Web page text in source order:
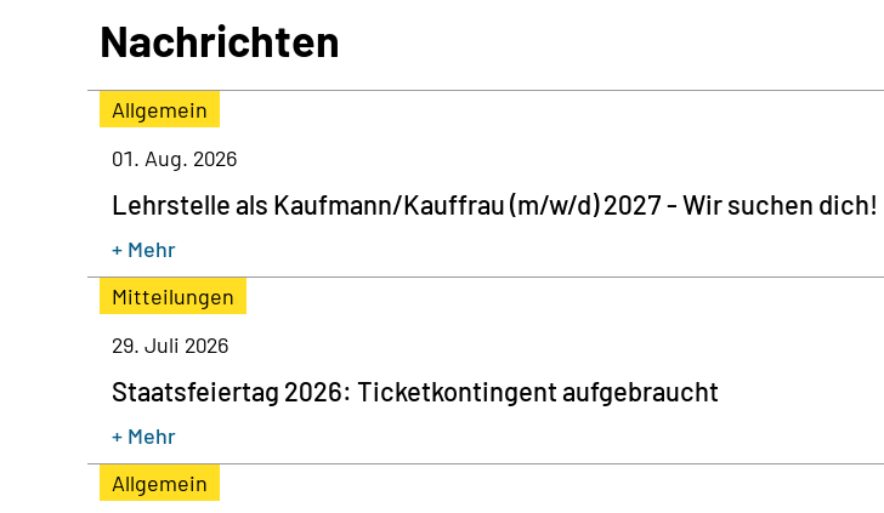
Nachrichten
Allgemein
01. Aug. 2026
Lehrstelle als Kaufmann/Kauffrau (m/w/d) 2027 - Wir suchen dich!
+ Mehr
Mitteilungen
29. Juli 2026
Staatsfeiertag 2026: Ticketkontingent aufgebraucht
+ Mehr
Allgemein